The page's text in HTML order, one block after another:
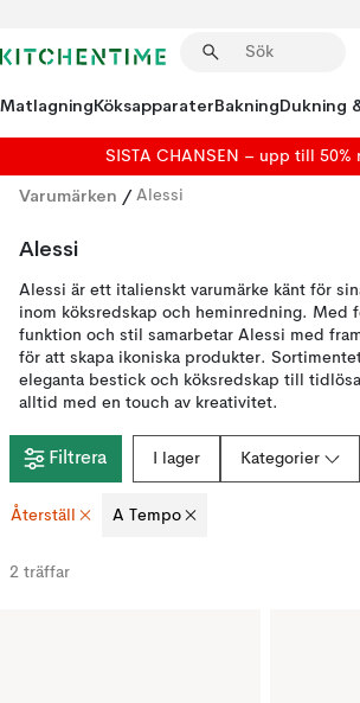
MatlagningKöksapparaterBakningDukning
SISTA CHANSEN – upp till 50%
Varumärken / Alessi
Alessi
Alessi är ett italienskt varumärke känt för
inom köksredskap och heminredning. Med
funktion och stil samarbetar Alessi med
för att skapa ikoniska produkter.
eleganta bestick och köksredskap till
alltid med en touch av kreativitet.
Filtrera I lager Kategorier
Återställ A Tempo
2 träffar